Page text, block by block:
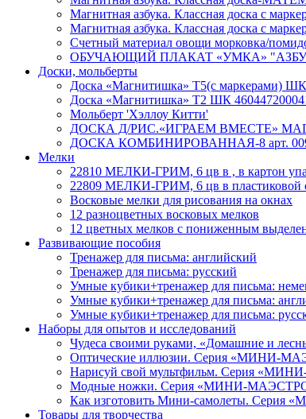
Магнитная азбука. Классная доска с
Магнитная азбука. Классная доска с
Счетный материал овощи морковка/
ОБУЧАЮЩИЙ ПЛАКАТ «УМКА»
Доски, мольберты
Доска «Магнитишка» Т5(с маркерами) ШК
Доска «Магнитишка» Т2 ШК
Мольберт 'Хэллоу Китти'
ДОСКА Д/РИС.«ИГРАЕМ ВМЕСТЕ»
ДОСКА КОМБИНИРОВАННАЯ-8 арт.
Мелки
22810 МЕЛКИ-ГРИМ, 6 цв в , в картон
22809 МЕЛКИ-ГРИМ, 6 цв в пластиковой
Восковые мелки для рисования на окнах
12 разноцветных восковых мелков
12 цветных мелков с пониженным
Развивающие пособия
Тренажер для письма: английский
Тренажер для письма: русский
Умные кубики+тренажер для письма:
Умные кубики+тренажер для письма:
Умные кубики+тренажер для письма:
Наборы для опытов и исследований
Чудеса своими руками, «Домашние и
Оптические иллюзии. Серия «МИНИ-
Нарисуй свой мультфильм. Серия
Модные ножки. Серия «МИНИ-
Как изготовить Мини-самолеты.
Товары для творчества